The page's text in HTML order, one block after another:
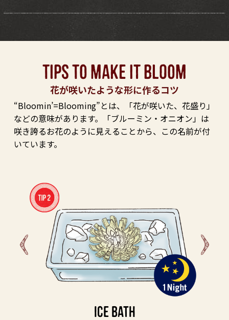
TIPS TO MAKE IT BLOOM
花が咲いたような形に作るコツ
“Bloomin’=Blooming”とは、「花が咲いた、花盛り」
などの意味があります。
「ブルーミン・オニオン」は
咲き誇るお花のように見えることから、この名前が付
いています。
ICE BATH